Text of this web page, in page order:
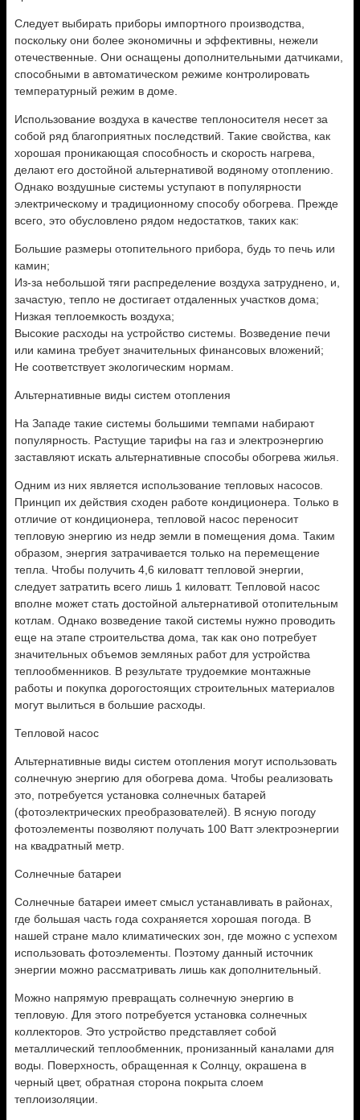
Следует выбирать приборы импортного производства,
поскольку они более экономичны и эффективны, нежели
отечественные. Они оснащены дополнительными датчиками,
способными в автоматическом режиме контролировать
температурный режим в доме.
Использование воздуха в качестве теплоносителя несет за
собой ряд благоприятных последствий. Такие свойства, как
хорошая проникающая способность и скорость нагрева,
делают его достойной альтернативой водяному отоплению.
Однако воздушные системы уступают в популярности
электрическому и традиционному способу обогрева. Прежде
всего, это обусловлено рядом недостатков, таких как:
Большие размеры отопительного прибора, будь то печь или
камин;
Из-за небольшой тяги распределение воздуха затруднено, и,
зачастую, тепло не достигает отдаленных участков дома;
Низкая теплоемкость воздуха;
Высокие расходы на устройство системы. Возведение печи
или камина требует значительных финансовых вложений;
Не соответствует экологическим нормам.
Альтернативные виды систем отопления
На Западе такие системы большими темпами набирают
популярность. Растущие тарифы на газ и электроэнергию
заставляют искать альтернативные способы обогрева жилья.
Одним из них является использование тепловых насосов.
Принцип их действия сходен работе кондиционера. Только в
отличие от кондиционера, тепловой насос переносит
тепловую энергию из недр земли в помещения дома. Таким
образом, энергия затрачивается только на перемещение
тепла. Чтобы получить 4,6 киловатт тепловой энергии,
следует затратить всего лишь 1 киловатт. Тепловой насос
вполне может стать достойной альтернативой отопительным
котлам. Однако возведение такой системы нужно проводить
еще на этапе строительства дома, так как оно потребует
значительных объемов земляных работ для устройства
теплообменников. В результате трудоемкие монтажные
работы и покупка дорогостоящих строительных материалов
могут вылиться в большие расходы.
Тепловой насос
Альтернативные виды систем отопления могут использовать
солнечную энергию для обогрева дома. Чтобы реализовать
это, потребуется установка солнечных батарей
(фотоэлектрических преобразователей). В ясную погоду
фотоэлементы позволяют получать 100 Ватт электроэнергии
на квадратный метр.
Солнечные батареи
Солнечные батареи имеет смысл устанавливать в районах,
где большая часть года сохраняется хорошая погода. В
нашей стране мало климатических зон, где можно с успехом
использовать фотоэлементы. Поэтому данный источник
энергии можно рассматривать лишь как дополнительный.
Можно напрямую превращать солнечную энергию в
тепловую. Для этого потребуется установка солнечных
коллекторов. Это устройство представляет собой
металлический теплообменник, пронизанный каналами для
воды. Поверхность, обращенная к Солнцу, окрашена в
черный цвет, обратная сторона покрыта слоем
теплоизоляции.